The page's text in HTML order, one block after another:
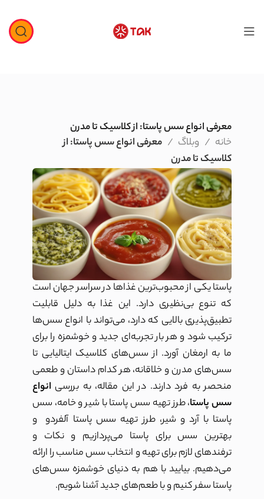
معرفی انواع سس پاستا: از کلاسیک تا مدرن
خانه
وبلاگ
معرفی انواع سس پاستا: از
کلاسیک تا مدرن
پاستا یکی از محبوب‌ترین غذاها در سراسر جهان است
که تنوع بی‌نظیری دارد. این غذا به دلیل قابلیت
تطبیق‌پذیری بالایی که دارد، می‌تواند با انواع سس‌ها
ترکیب شود و هر بار تجربه‌ای جدید و خوشمزه را برای
ما به ارمغان آورد. از سس‌های کلاسیک ایتالیایی تا
سس‌های مدرن و خلاقانه، هر کدام داستان و طعمی
منحصر به فرد دارند. در این مقاله، به بررسی انواع
سس پاستا، طرز تهیه سس پاستا با شیر و خامه، سس
پاستا با آرد و شیر، طرز تهیه سس پاستا آلفردو و
بهترین سس برای پاستا می‌پردازیم و نکات و
ترفندهای لازم برای تهیه و انتخاب سس مناسب را ارائه
می‌دهیم. بیایید با هم به دنیای خوشمزه سس‌های
پاستا سفر کنیم و با طعم‌های جدید آشنا شویم.